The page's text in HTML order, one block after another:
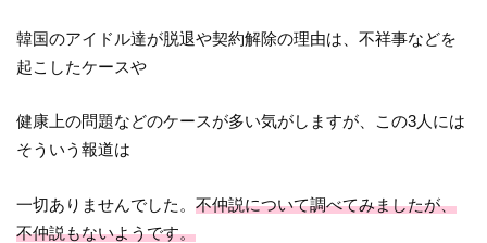
韓国のアイドル達が脱退や契約解除の理由は、不祥事などを
起こしたケースや
健康上の問題などのケースが多い気がしますが、この3人には
そういう報道は
一切ありませんでした。不仲説について調べてみましたが、
不仲説もないようです。